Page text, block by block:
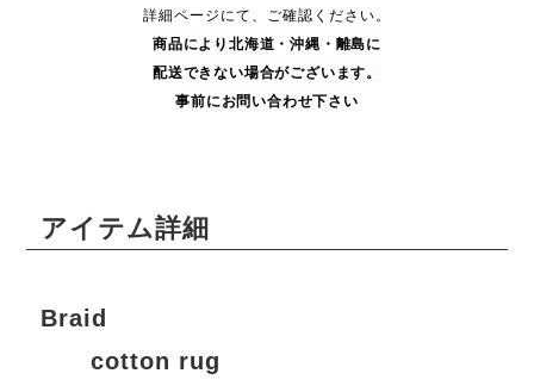
詳細ページにて、ご確認ください。
商品により 北海道・沖縄・ 離島に
配送できない場合がございます。
事前にお問い合わせ下さい
アイテム詳細
Braid
cotton rug